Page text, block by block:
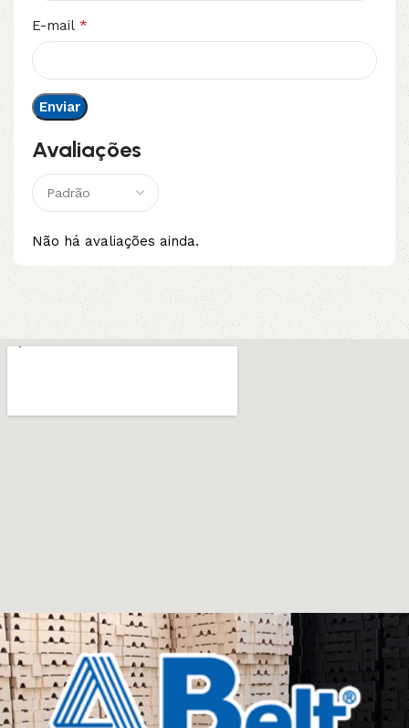
Avaliações
Não há avaliações ainda.
E-mail *